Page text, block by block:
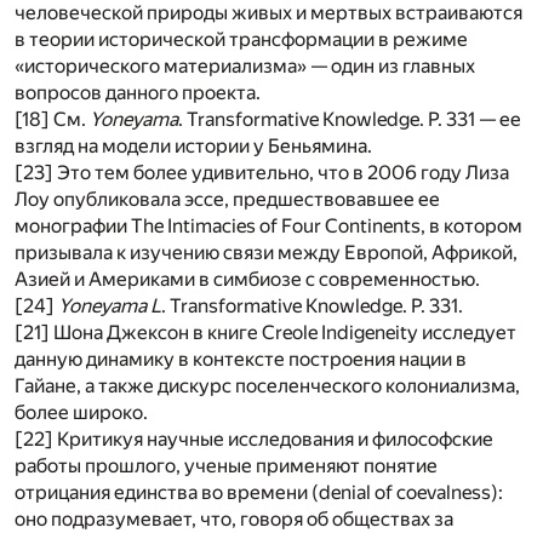
человеческой природы живых и мертвых встраиваются
в теории исторической трансформации в режиме
«исторического материализма» — один из главных
вопросов данного проекта.
[18] См. Yoneyama. Transformative Knowledge. P. 331 — ее
взгляд на модели истории у Беньямина.
[23] Это тем более удивительно, что в 2006 году Лиза
Лоу опубликовала эссе, предшествовавшее ее
монографии The Intimacies of Four Continents, в котором
призывала к изучению связи между Европой, Африкой,
Азией и Америками в симбиозе с современностью.
[24] Yoneyama L. Transformative Knowledge. P. 331.
[21] Шона Джексон в книге Creole Indigeneity исследует
данную динамику в контексте построения нации в
Гайане, а также дискурс поселенческого колониализма,
более широко.
[22] Критикуя научные исследования и философские
работы прошлого, ученые применяют понятие
отрицания единства во времени (denial of coevalness):
оно подразумевает, что, говоря об обществах за